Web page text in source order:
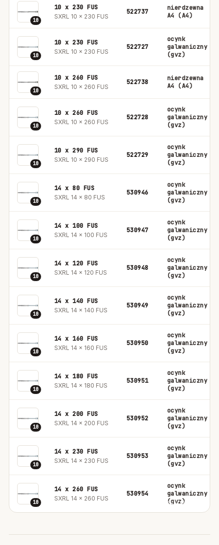
10
10 x 230 FUS
SXRL 10 x 230 FUS
522737
nierdzewna
A4 (A4)
10
10 x 230 FUS
SXRL 10 x 230 FUS
522727
ocynk
galwaniczny
(gvz)
10
10 x 260 FUS
SXRL 10 x 260 FUS
522738
nierdzewna
A4 (A4)
10
10 x 260 FUS
SXRL 10 x 260 FUS
522728
ocynk
galwaniczny
(gvz)
10
10 x 290 FUS
SXRL 10 x 290 FUS
522729
ocynk
galwaniczny
(gvz)
10
14 x 80 FUS
SXRL 14 x 80 FUS
530946
ocynk
galwaniczny
(gvz)
10
14 x 100 FUS
SXRL 14 x 100 FUS
530947
ocynk
galwaniczny
(gvz)
10
14 x 120 FUS
SXRL 14 x 120 FUS
530948
ocynk
galwaniczny
(gvz)
10
14 x 140 FUS
SXRL 14 x 140 FUS
530949
ocynk
galwaniczny
(gvz)
10
14 x 160 FUS
SXRL 14 x 160 FUS
530950
ocynk
galwaniczny
(gvz)
10
14 x 180 FUS
SXRL 14 x 180 FUS
530951
ocynk
galwaniczny
(gvz)
10
14 x 200 FUS
SXRL 14 x 200 FUS
530952
ocynk
galwaniczny
(gvz)
10
14 x 230 FUS
SXRL 14 x 230 FUS
530953
ocynk
galwaniczny
(gvz)
10
14 x 260 FUS
SXRL 14 x 260 FUS
530954
ocynk
galwaniczny
(gvz)